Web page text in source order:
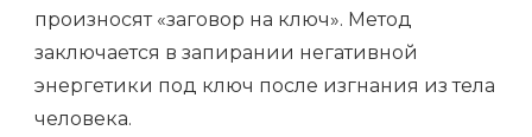
произносят «заговор на ключ». Метод
заключается в запирании негативной
энергетики под ключ после изгнания из тела
человека.